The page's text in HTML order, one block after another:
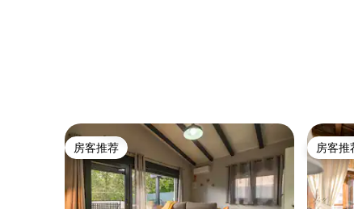
房客推荐
房客推荐 房客推
房客推